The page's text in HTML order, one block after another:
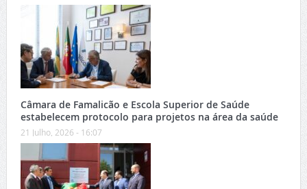
Câmara de Famalicão e Escola Superior de Saúde
estabelecem protocolo para projetos na área da saúde
21 Julho, 2026 - 16:07